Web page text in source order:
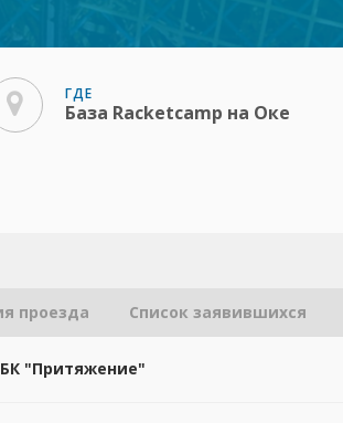
ГДЕ
База Racketcamp на Оке
проезда Список заявившихся
"Притяжение"